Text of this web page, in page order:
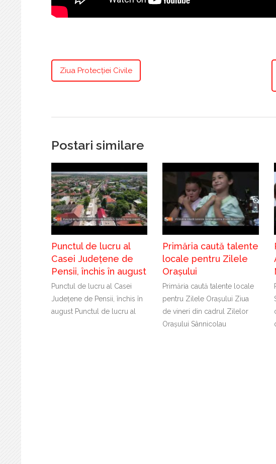
Ziua Protecţiei Civile
Postari similare
Punctul de lucru al
Casei Județene de
Pensii, închis în august
Punctul de lucru al Casei
Județene de Pensii, închis în
august Punctul de lucru al
Primăria caută talente
locale pentru Zilele
Orașului
Primăria caută talente locale
pentru Zilele Orașului Ziua
de vineri din cadrul Zilelor
Orașului Sânnicolau